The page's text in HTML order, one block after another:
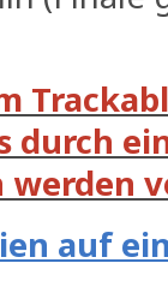
durch
werden
auf